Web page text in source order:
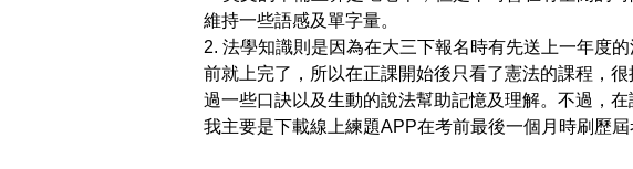
維持一些語感及單字量。
2. 法學知識則是因為在大三下報名時有先送上一年度
前就上完了，所以在正課開始後只看了憲法的課程，
過一些口訣以及生動的說法幫助記憶及理解。不過，
我主要是下載線上練題APP在考前最後一個月時刷歷屆